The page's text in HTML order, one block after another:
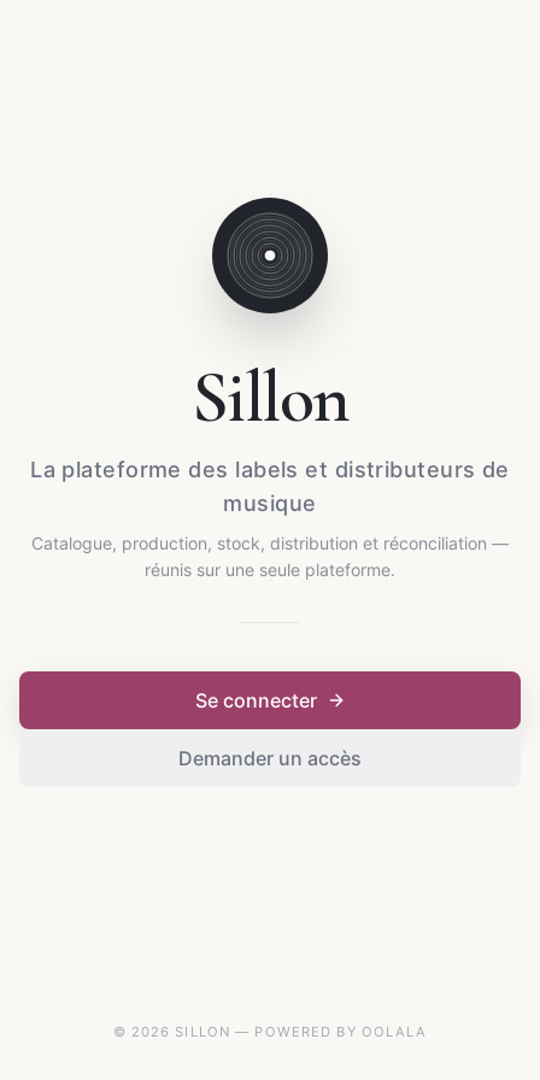
Sillon
La plateforme des labels et distributeurs de
musique
Catalogue, production, stock, distribution et réconciliation —
réunis sur une seule plateforme.
Se connecter
Demander un accès
© 2026 SILLON — POWERED BY OOLALA